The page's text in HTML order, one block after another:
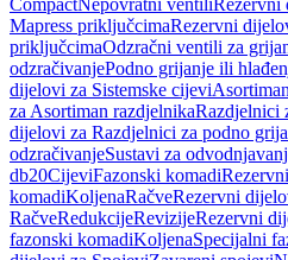
CompactNepovratni ventiliRezervni
Mapress priključcimaRezervni
priključcimaOdzračni ventili za
odzračivanjePodno grijanje ili
dijelovi za Sistemske cijevi
za Asortiman razdjelnikaRazdjelnici
dijelovi za Razdjelnici za podno
odzračivanjeSustavi za
db20CijeviFazonski komadi
komadiKoljenaRačveRezervni
RačveRedukcijeRevizijeRezervni
fazonski komadiKoljenaSpecijalni